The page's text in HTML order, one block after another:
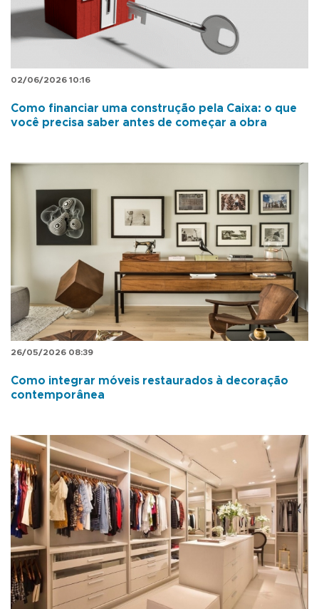
02/06/2026 10:16
Como financiar uma construção pela Caixa: o que
você precisa saber antes de começar a obra
26/05/2026 08:39
Como integrar móveis restaurados à decoração
contemporânea